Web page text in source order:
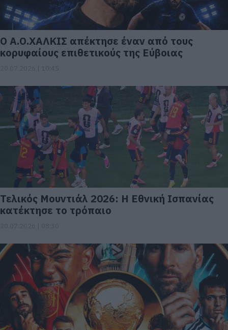
Ο Α.Ο.ΧΑΛΚΙΣ απέκτησε έναν από τους
κορυφαίους επιθετικούς της Εύβοιας
Τελικός Μουντιάλ 2026: Η Εθνική Ισπανίας
κατέκτησε το τρόπαιο